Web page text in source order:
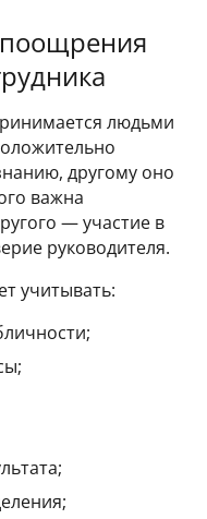
людьми
другому оно
важна
— участие в
руководителя.
учитывать: